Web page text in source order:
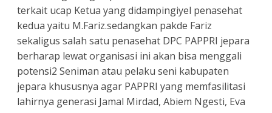
terkait ucap Ketua yang didampingiyel penasehat
kedua yaitu M.Fariz.sedangkan pakde Fariz
sekaligus salah satu penasehat DPC PAPPRI jepara
berharap lewat organisasi ini akan bisa menggali
potensi2 Seniman atau pelaku seni kabupaten
jepara khususnya agar PAPPRI yang memfasilitasi
lahirnya generasi Jamal Mirdad, Abiem Ngesti, Eva